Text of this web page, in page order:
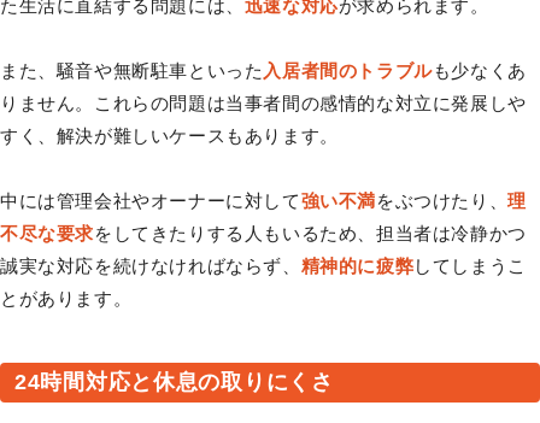
た生活に直結する問題には、 迅速な対応が求められます。
また、騒音や無断駐車といった 入居者間のトラブルも少なくあ
りません。これらの問題は当事者間の感情的な対立に発展しや
すく、解決が難しいケースもあります。
中には管理会社やオーナーに対して強い不満をぶつけたり、理
不尽な要求をしてきたりする人もいるため、担当者は冷静かつ
誠実な対応を続けなければならず、 精神的に疲弊してしまうこ
とがあります。
24時間対応と休息の取りにくさ